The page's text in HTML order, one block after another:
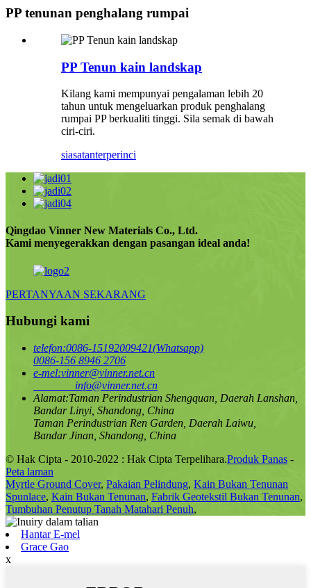
PP tenunan penghalang rumpai
PP Tenun kain landskap
Kilang kami mempunyai pengalaman lebih 20
tahun untuk mengeluarkan produk penghalang
rumpai PP berkualiti tinggi. Sila semak di bawah
ciri-ciri.
siasatanterperinci
Qingdao Vinner New Materials Co., Ltd.
Kami menyegerakkan dengan pasangan ideal anda!
PERTANYAAN SEKARANG
Hubungi kami
telefon:0086-15192009421(Whatsapp)
0086-156 8946 2706
e-mel:vinner@vinner.net.cn
info@vinner.net.cn
Alamat:Taman Perindustrian Shengquan, Daerah Lanshan,
Bandar Linyi, Shandong, China
Taman Perindustrian Ren Garden, Daerah Laiwu,
Bandar Jinan, Shandong, China
© Hak Cipta - 2010-2022 : Hak Cipta Terpelihara.Produk Panas -
Peta laman
Myrtle Ground Cover, Pakaian Pelindung, Kain Bukan Tenunan
Spunlace, Kain Bukan Tenunan, Fabrik Geotekstil Bukan Tenunan,
Tumbuhan Penutup Tanah Matahari Penuh,
Hantar E-mel
Grace Gao
x